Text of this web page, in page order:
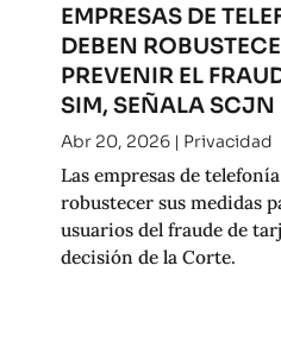
EMPRESAS DE
DEBEN
PREVENIR EL
SIM, SEÑALA SCJN
Abr 20, 2026| Privacidad
Las empresas de
robustecer sus medidas
usuarios del fraude de
decisión de la Corte.